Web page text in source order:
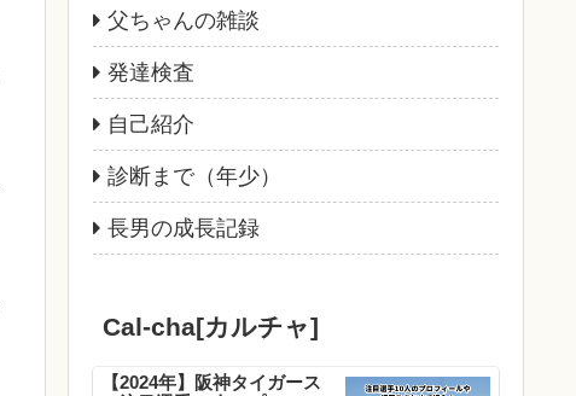
父ちゃんの雑談
発達検査
自己紹介
診断まで（年少）
長男の成長記録
Cal-cha[カルチャ]
【2024年】阪神タイガース